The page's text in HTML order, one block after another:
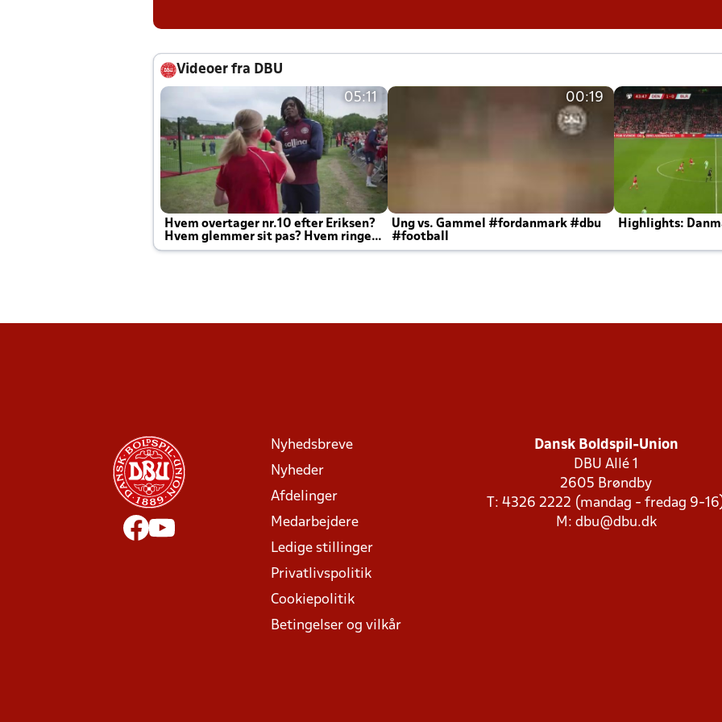
Videoer fra DBU
05:11
Hvem overtager nr.10 efter Eriksen?
Hvem glemmer sit pas? Hvem ringer
Joachim altid til efter kampe?
00:19
Ung vs. Gammel #fordanmark #dbu
#football
Highlights:
Nyhedsbreve
Nyheder
Afdelinger
Medarbejdere
Ledige stillinger
Privatlivspolitik
Cookiepolitik
Betingelser og vilkår
Dansk Boldspil-Union
DBU Allé 1
2605 Brøndby
T: 4326 2222 (mandag - fredag 9-
M: dbu@dbu.dk